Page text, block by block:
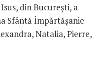
din București, a
Sfântă Împărtășanie
Natalia, Pierre,